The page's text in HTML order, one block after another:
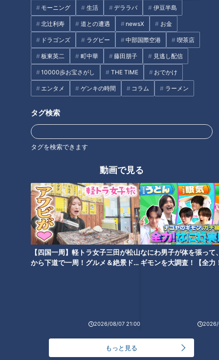
モーニング 生活 デララバ 伊豆半島
北辻利寿 道との遭遇 newsX お金
ドラゴンズ ラグビー 中部国際空港 喫茶店
板東英二 町中華 藤田朋子 見逃し配信
10000歩お宝さがし THE TIME おでかけ
エンタメ ゲンキの時間 コラム ラーメン
タグ検索
タグを検索できます
動画で見る
【四国一周】軽トラ女子三田が松山
から下道で一周！グルメ＆絶景ドラ
2026/08/07 21:00
なにわ男子が体を張って
ギモンを大調査！【全力
2026/
もっと見る
投球で紹介！
伊予の小京都・大洲の夏の風物
詩！城下町の清流を屋形船で巡
加藤愛が行く！三重・津市の愛
されフード『高虎ドッグ』を調
ットドッグ
おでかけ エンタメ
列島生報告！今日はダレなんサー
オススメ関連コンテンツ
ストに学ぶ「無理なくやせる方